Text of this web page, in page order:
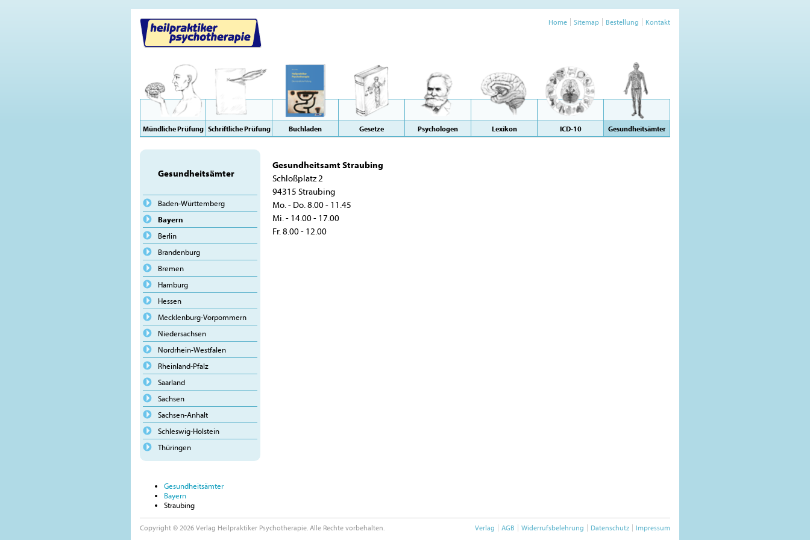
Home Sitemap Bestellung Kontakt
Mündliche Prüfung Schriftliche Prüfung Buchladen Gesetze Psychologen Lexikon ICD-10 Gesundheitsämter
Gesundheitsämter
Baden-Württemberg
Bayern
Berlin
Brandenburg
Bremen
Hamburg
Hessen
Mecklenburg-Vorpommern
Niedersachsen
Nordrhein-Westfalen
Rheinland-Pfalz
Saarland
Sachsen
Sachsen-Anhalt
Schleswig-Holstein
Thüringen
Gesundheitsamt Straubing
Schloßplatz 2
94315 Straubing
Mo. - Do. 8.00 - 11.45
Mi. - 14.00 - 17.00
Fr. 8.00 - 12.00
Gesundheitsämter
Bayern
Straubing
Copyright © 2026 Verlag Heilpraktiker Psychotherapie. Alle Rechte vorbehalten. Verlag AGB Widerrufsbelehrung Datenschutz Impressum